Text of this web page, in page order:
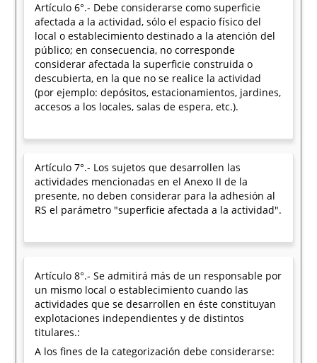
Artículo 6°.- Debe considerarse como superficie
afectada a la actividad, sólo el espacio físico del
local o establecimiento destinado a la atención del
público; en consecuencia, no corresponde
considerar afectada la superficie construida o
descubierta, en la que no se realice la actividad
(por ejemplo: depósitos, estacionamientos, jardines,
accesos a los locales, salas de espera, etc.).
Artículo 7°.- Los sujetos que desarrollen las
actividades mencionadas en el Anexo II de la
presente, no deben considerar para la adhesión al
RS el parámetro "superficie afectada a la actividad".
Artículo 8°.- Se admitirá más de un responsable por
un mismo local o establecimiento cuando las
actividades que se desarrollen en éste constituyan
explotaciones independientes y de distintos
titulares.:
A los fines de la categorización debe considerarse: